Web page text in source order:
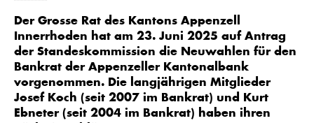
Der Grosse Rat des Kantons Appenzell
Innerrhoden hat am 23. Juni 2025 auf Antrag
der Standeskommission die Neuwahlen für den
Bankrat der Appenzeller Kantonalbank
vorgenommen. Die langjährigen Mitglieder
Josef Koch (seit 2007 im Bankrat) und Kurt
Ebneter (seit 2004 im Bankrat) haben ihren